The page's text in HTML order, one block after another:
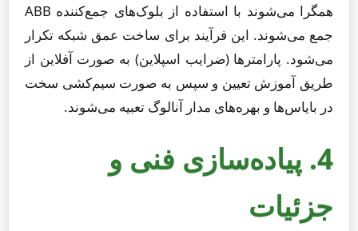
همگرا می‌شوند با استفاده از بلوک‌های جمع‌کننده ABB
جمع می‌شوند. این فرآیند برای ساخت عمق شبکه تکرار
می‌شود. پارامترها (ضرایب اسپلاین) به صورت آفلاین از
طریق آموزش تعیین و سپس به صورت سیم‌کشی سخت
در بایاس‌ها و بهره‌های مدار آنالوگ تعبیه می‌شوند.
4. پیاده‌سازی فنی و
جزئیات